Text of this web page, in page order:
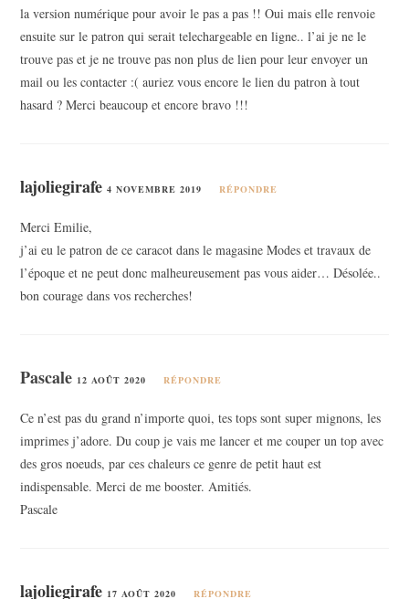
la version numérique pour avoir le pas a pas !! Oui mais elle renvoie
ensuite sur le patron qui serait telechargeable en ligne.. l’ai je ne le
trouve pas et je ne trouve pas non plus de lien pour leur envoyer un
mail ou les contacter :( auriez vous encore le lien du patron à tout
hasard ? Merci beaucoup et encore bravo !!!
lajoliegirafe 4 NOVEMBRE 2019 RÉPONDRE
Merci Emilie,
j’ai eu le patron de ce caracot dans le magasine Modes et travaux de
l’époque et ne peut donc malheureusement pas vous aider… Désolée..
bon courage dans vos recherches!
Pascale 12 AOÛT 2020 RÉPONDRE
Ce n’est pas du grand n’importe quoi, tes tops sont super mignons, les
imprimes j’adore. Du coup je vais me lancer et me couper un top avec
des gros noeuds, par ces chaleurs ce genre de petit haut est
indispensable. Merci de me booster. Amitiés.
Pascale
lajoliegirafe 17 AOÛT 2020 RÉPONDRE